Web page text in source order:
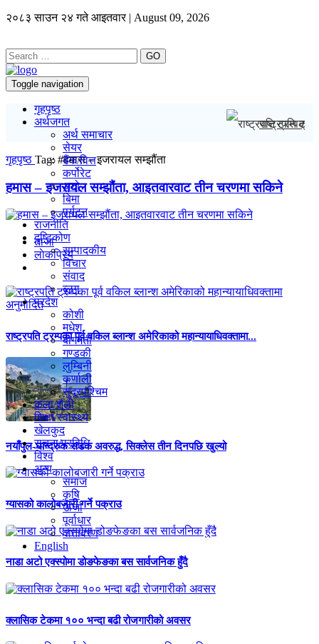
२०८३ साउन २४ गते आइतवार | August 09, 2026
GO
Toggle navigation
गृहपृष्ठ
अर्थजगत
अर्थ समाचार
सेयर
बैंक/वित्त
कर्पोरेट
अटो
बिमा
पर्यटन
राजनीति
दृष्टिकोण
सम्पादकीय
विचार
संवाद
ब्लग
प्रदेश
कोशी
मधेश
बागमती
गण्डकी
लुम्बिनी
कर्णाली
सुदूरपश्चिम
कला/शैली
शिक्षा/स्वास्थ्य
खेलकुद
सूचना/प्रविधि
विश्व
अन्य
समाज
कृषि
ऊर्जा
पूर्वाधार
वातावरण
English
राष्ट्रपति
गृहपृष्ठ Tag:#हमास – इजरायल सम्झौंता
हमास – इजरायल सम्झौंता, आइतवारवाट तीन चरणमा सकिने
ताजा
लाेकप्रिय
राष्ट्रपति ट्रम्पका पूर्व वकिल ब्लान्श अमेरिकाको महान्यायाधिवक्तामा...
नयाँपुल-घान्द्रुक सडक अवरुद्ध, सिक्लेस तीन दिनपछि खुल्यो
ग्यासको कालोबजारी गर्ने पक्राउ
नाडा अटो एक्स्पोमा डोङफेङका बस सार्वजनिक हुँदै
क्लासिक टेकमा १०० भन्दा बढी रोजगारीको अवसर